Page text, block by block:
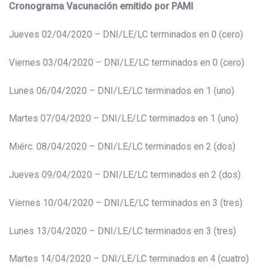
Cronograma Vacunación emitido por PAMI
Jueves 02/04/2020 – DNI/LE/LC terminados en 0 (cero)
Viernes 03/04/2020 – DNI/LE/LC terminados en 0 (cero)
Lunes 06/04/2020 – DNI/LE/LC terminados en 1 (uno)
Martes 07/04/2020 – DNI/LE/LC terminados en 1 (uno)
Miérc. 08/04/2020 – DNI/LE/LC terminados en 2 (dos)
Jueves 09/04/2020 – DNI/LE/LC terminados en 2 (dos)
Viernes 10/04/2020 – DNI/LE/LC terminados en 3 (tres)
Lunes 13/04/2020 – DNI/LE/LC terminados en 3 (tres)
Martes 14/04/2020 – DNI/LE/LC terminados en 4 (cuatro)